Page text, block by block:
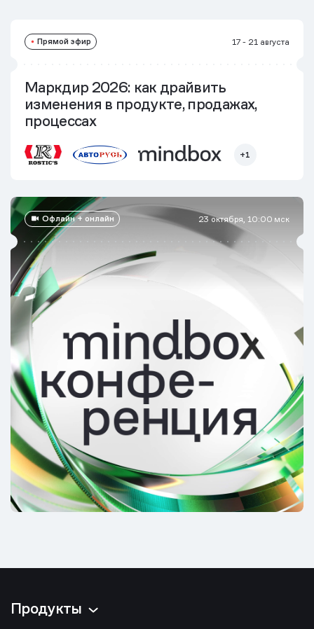
Прямой эфир 17 - 21 августа
+1
Маркдир 2026: как драйвить
изменения в продукте, продажах,
процессах
Офлайн + онлайн 23 октября, 10:00 мск
Продукты